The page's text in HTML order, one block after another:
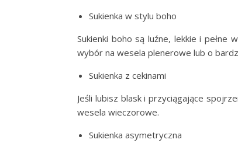
Sukienka w stylu boho
Sukienki boho są luźne, lekkie i pełne
wybór na wesela plenerowe lub o
Sukienka z cekinami
Jeśli lubisz blask i przyciągające
wesela wieczorowe.
Sukienka asymetryczna